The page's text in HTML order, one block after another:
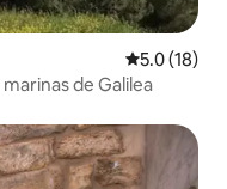
Calificación
5.0 (18)
de Galilea